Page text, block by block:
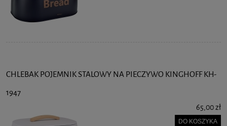
CHLEBAK POJEMNIK STALOWY NA PIECZYWO KINGHOFF KH-
1947
65,00 zł
DO KOSZYKA